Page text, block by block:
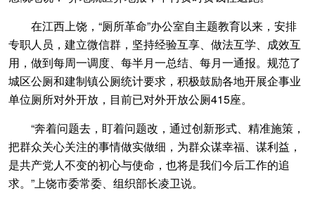
在江西上饶，“厕所革命”办公室自主题教育以来，安排
专职人员，建立微信群，坚持经验互享、做法互学、成效互
用，做到每周一调度、每半月一总结、每月一通报。规范了
城区公厕和建制镇公厕统计要求，积极鼓励各地开展企事业
单位厕所对外开放，目前已对外开放公厕415座。
“奔着问题去，盯着问题改，通过创新形式、精准施策，
把群众关心关注的事情做实做细，为群众谋幸福、谋利益，
是共产党人不变的初心与使命，也将是我们今后工作的追
求。”上饶市委常委、组织部长凌卫说。